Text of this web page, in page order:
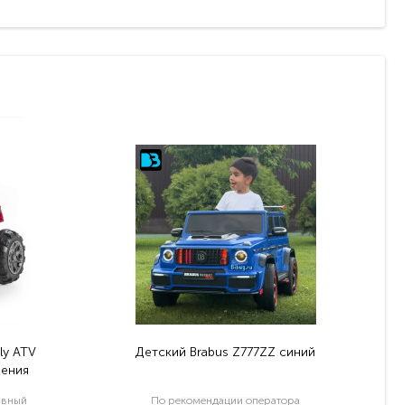
ATV
Детский Brabus Z777ZZ синий
По рекомендации оператора